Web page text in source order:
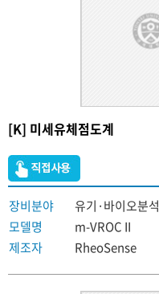
[K] 미세유체점도계
장비분야
유기·바이오분석
모델명
m-VROC II
제조자
RheoSense